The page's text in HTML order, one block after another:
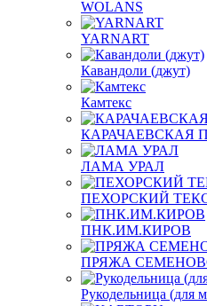
WOLANS
YARNART
Кавандоли (джут)
Камтекс
КАРАЧАЕВСКАЯ
ЛАМА УРАЛ
ПЕХОРСКИЙ
ПНК.ИМ.КИРОВ
ПРЯЖА
Рукодельница (для